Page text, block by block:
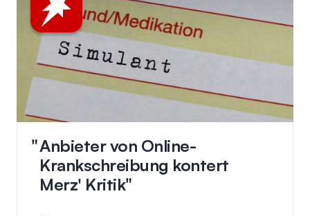
Anbieter von Online-
Krankschreibung kontert
Merz' Kritik